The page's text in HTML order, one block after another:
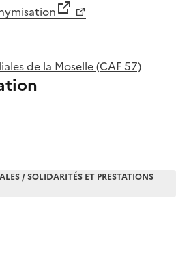
de la Moselle (CAF 57)
/ SOLIDARITÉS ET PRESTATIONS